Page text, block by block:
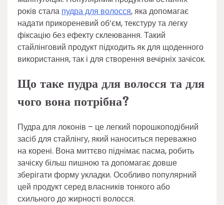
років стала пудра для волосся, яка допомагає
надати прикореневий об’єм, текстуру та легку
фіксацію без ефекту склеювання. Такий
стайлінговий продукт підходить як для щоденного
використання, так і для створення вечірніх зачісок.
Що таке пудра для волосся та для
чого вона потрібна?
Пудра для локонів – це легкий порошкоподібний
засіб для стайлінгу, який наноситься переважно
на корені. Вона миттєво піднімає пасма, робить
зачіску більш пишною та допомагає довше
зберігати форму укладки. Особливо популярний
цей продукт серед власників тонкого або
схильного до жирності волосся.